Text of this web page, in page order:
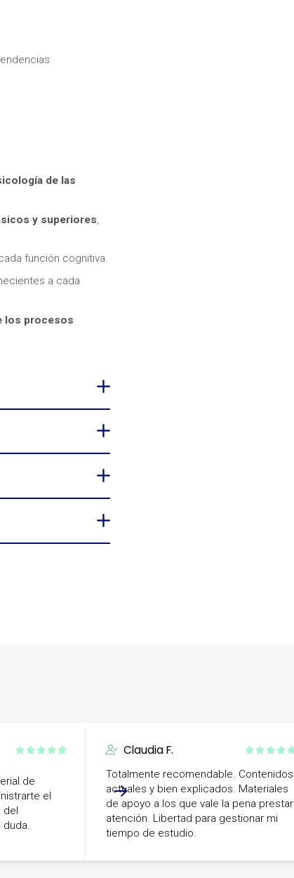
de las
y superiores,
función cognitiva.
a cada
los procesos
de
el
duda.
Claudia F.
Totalmente recomendable. Contenidos
actuales y bien explicados. Materiales
de apoyo a los que vale la pena prestar
atención. Libertad para gestionar mi
tiempo de estudio.
sobre un curso?